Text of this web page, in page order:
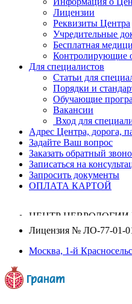
Лицензии
Реквизиты Центра
Учредительные
Бесплатная
Контролирующие
Для специалистов
Статьи для
Порядки и
Обучающие
Вакансии
Вход для
Адрес Центра, дорога,
Задайте Ваш вопрос
Заказать обратный
Записаться на
Запросить документы
ОПЛАТА КАРТОЙ
ЦЕНТР
Лицензия № ЛО-77-01-
Москва, 1-й